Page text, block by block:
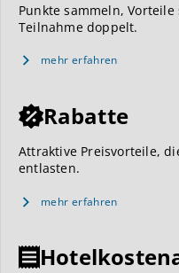
Punkte sammeln,
Teilnahme doppelt.
mehr erfahren
Rabatte
Attraktive Preisvorteile,
entlasten.
mehr erfahren